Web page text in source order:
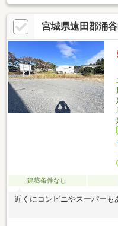
宮城県遠田郡涌
建築条件なし
近くにコンビニやスーパーも